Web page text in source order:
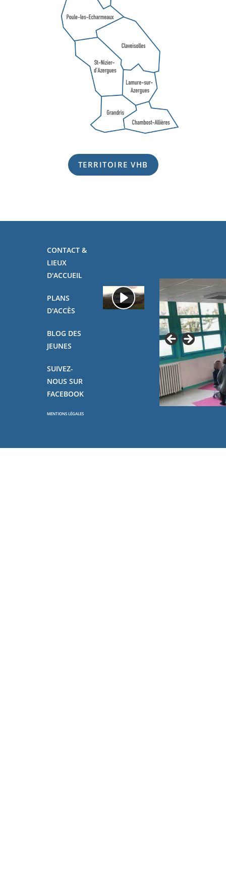
TERRITOIRE VHB
CONTACT &
LIEUX
D'ACCUEIL
PLANS
D'ACCÈS
BLOG DES
JEUNES
SUIVEZ-
NOUS SUR
FACEBOOK
MENTIONS LÉGALES